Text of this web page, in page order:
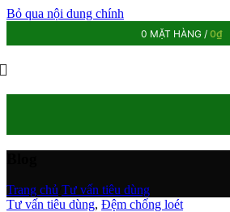
Bỏ qua nội dung chính
0 MẶT HÀNG / 0₫
Trang chủ Tư vấn tiêu dùng
Tư vấn tiêu dùng, Đệm chống loét